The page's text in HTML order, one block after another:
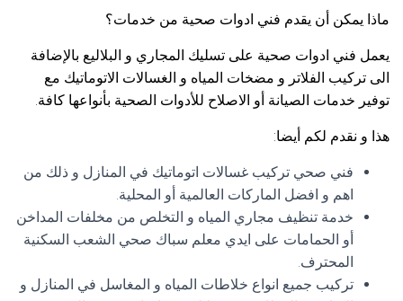
ماذا يمكن أن يقدم فني ادوات صحية من خدمات؟
يعمل فني ادوات صحية على تسليك المجاري و البلاليع بالإضافة
الى تركيب الفلاتر و مضخات المياه و الغسالات الاتوماتيك مع
توفير خدمات الصيانة أو الاصلاح للأدوات الصحية بأنواعها كافة.
هذا و نقدم لكم أيضا:
فني صحي تركيب غسالات اتوماتيك في المنازل و ذلك من
اهم و افضل الماركات العالمية أو المحلية.
خدمة تنظيف مجاري المياه و التخلص من مخلفات المداخن
أو الحمامات على ايدي معلم سباك صحي الشعب السكنية
المحترف.
تركيب جميع انواع خلاطات المياه و المغاسل في المنازل و